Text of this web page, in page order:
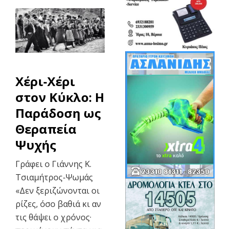
Χέρι-Χέρι
στον Κύκλο: Η
Παράδοση ως
Θεραπεία
Ψυχής
Γράφει ο Γιάννης Κ.
Τσιαμήτρος-Ψωμάς
«Δεν ξεριζώνονται οι
ρίζες, όσο βαθιά κι αν
τις θάψει ο χρόνος·